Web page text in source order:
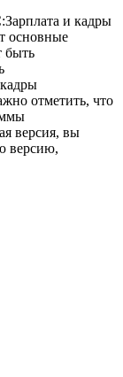
и кадры
основные
быть
отметить, что
версия, вы
версию,